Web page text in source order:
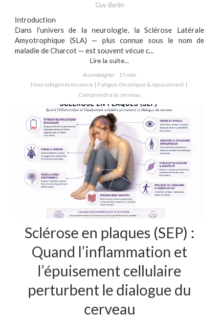
Guy Berlin
Introduction
Dans l’univers de la neurologie, la Sclérose Latérale
Amyotrophique (SLA) — plus connue sous le nom de
maladie de Charcot — est souvent vécue c...
Lire la suite...
Accompagner
15 min.
Neurodégénérescence
Fatigue chronique & épuisement
Comprendre le cerveau
Sclérose en plaques (SEP) :
Quand l’inflammation et
l’épuisement cellulaire
perturbent le dialogue du
cerveau